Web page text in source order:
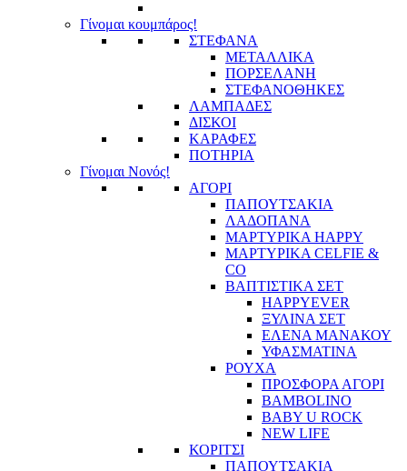
Γίνομαι κουμπάρος!
ΣΤΕΦΑΝΑ
ΜΕΤΑΛΛΙΚΑ
ΠΟΡΣΕΛΑΝΗ
ΣΤΕΦΑΝΟΘΗΚΕΣ
ΛΑΜΠΑΔΕΣ
ΔΙΣΚΟΙ
ΚΑΡΑΦΕΣ
ΠΟΤΗΡΙΑ
Γίνομαι Νονός!
ΑΓΟΡΙ
ΠΑΠΟΥΤΣΑΚΙΑ
ΛΑΔΟΠΑΝΑ
ΜΑΡΤΥΡΙΚΑ HAPPY
ΜΑΡΤΥΡΙΚΑ CELFIE &
CO
ΒΑΠΤΙΣΤΙΚΑ ΣΕΤ
HAPPYEVER
ΞΥΛΙΝΑ ΣΕΤ
ΕΛΕΝΑ ΜΑΝΑΚΟΥ
ΥΦΑΣΜΑΤΙΝΑ
ΡΟΥΧΑ
ΠΡΟΣΦΟΡΑ ΑΓΟΡΙ
BAMBOLINO
BABY U ROCK
NEW LIFE
ΚΟΡΙΤΣΙ
ΠΑΠΟΥΤΣΑΚΙΑ